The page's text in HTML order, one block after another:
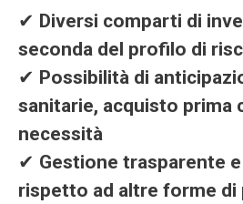
✔ Diversi comparti di
seconda del profilo di
✔ Possibilità di
sanitarie, acquisto prima
necessità
✔ Gestione trasparente
rispetto ad altre forme di